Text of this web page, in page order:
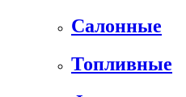
Салонные
Топливные